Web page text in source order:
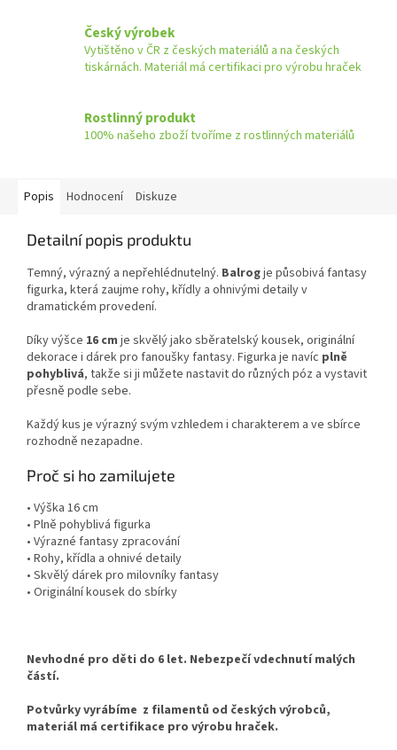
Český výrobek
Vytištěno v ČR z českých materiálů a na českých
tiskárnách. Materiál má certifikaci pro výrobu hraček
Rostlinný produkt
100% našeho zboží tvoříme z rostlinných materiálů
Popis Hodnocení Diskuze
Detailní popis produktu
Temný, výrazný a nepřehlédnutelný. Balrogje působivá fantasy
figurka, která zaujme rohy, křídly a ohnivými detaily v
dramatickém provedení.
Díky výšce 16 cm je skvělý jako sběratelský kousek, originální
dekorace i dárek pro fanoušky fantasy. Figurka je navíc plně
pohyblivá, takže si ji můžete nastavit do různých póz a vystavit
přesně podle sebe.
Každý kus je výrazný svým vzhledem i charakterem a ve sbírce
rozhodně nezapadne.
Proč si ho zamilujete
• Výška 16 cm
• Plně pohyblivá figurka
• Výrazné fantasy zpracování
• Rohy, křídla a ohnivé detaily
• Skvělý dárek pro milovníky fantasy
• Originální kousek do sbírky
Nevhodné pro děti do 6 let. Nebezpečí vdechnutí malých
částí.
Potvůrky vyrábíme z filamentů od českých výrobců,
materiál má certifikace pro výrobu hraček.